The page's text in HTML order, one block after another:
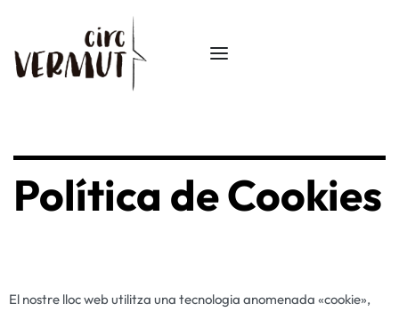
Política deCookies
El nostre lloc web utilitza una tecnologia anomenada «cookie»,